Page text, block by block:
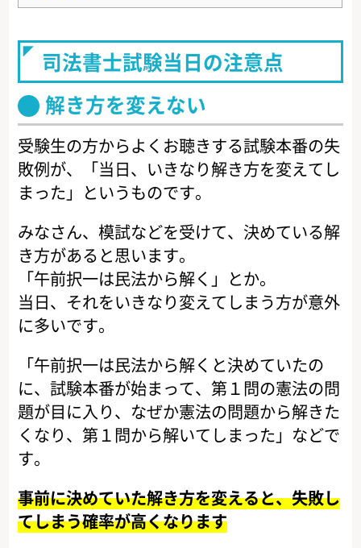
司法書士試験当日の注意点
解き方を変えない
受験生の方からよくお聴きする試験本番の失
敗例が、「当日、いきなり解き方を変えてし
まった」というものです。
みなさん、模試などを受けて、決めている解
き方があると思います。
「午前択一は民法から解く」とか。
当日、それをいきなり変えてしまう方が意外
に多いです。
「午前択一は民法から解くと決めていたの
に、試験本番が始まって、第１問の憲法の問
題が目に入り、なぜか憲法の問題から解きた
くなり、第１問から解いてしまった」などで
す。
事前に決めていた解き方を変えると、失敗し
てしまう確率が高くなります